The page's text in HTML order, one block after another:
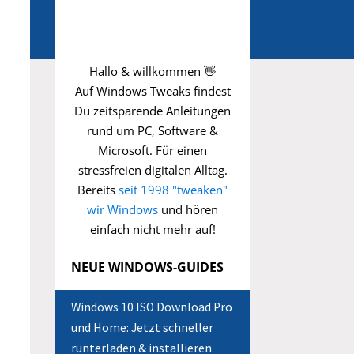
Hallo & willkommen 👋
Auf Windows Tweaks findest
Du zeitsparende Anleitungen
rund um PC, Software &
Microsoft. Für einen
stressfreien digitalen Alltag.
Bereits seit 1998 "tweaken"
wir Windows und hören
einfach nicht mehr auf!
NEUE WINDOWS-GUIDES
Windows 10 ISO Download Pro
und Home: Jetzt schneller
runterladen & installieren